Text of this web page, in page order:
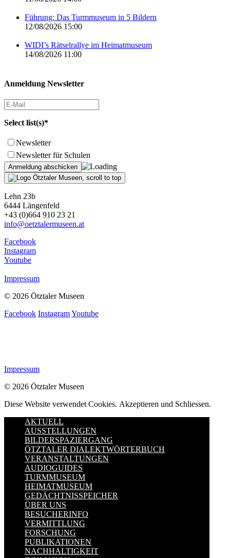
Führung: Das Turmmuseum in 5 Bildern
12/08/2026 15:00
WIDI’s Rätselrallye im Heimatmuseum
14/08/2026 11:00
Anmeldung Newsletter
Select list(s)*
Newsletter
Newsletter für Schulen
Lehn 23b
6444 Längenfeld
+43 (0)664 910 23 21
info@oetztalermuseen.at
Facebook
Instagram
Youtube
Impressum
© 2026 Ötztaler Museen
Facebook InstagramYoutube
Impressum
© 2026 Ötztaler Museen
Diese Website verwendet Cookies. Akzeptieren und Schliessen.
AKTUELL
AUSSTELLUNGEN
BILDERSPAZIERGANG
ÖTZTALER DIALEKTWÖRTERBUCH
VERANSTALTUNGEN
AUDIOGUIDES
TURMMUSEUM
HEIMATMUSEUM
GEDÄCHTNISSPEICHER
ÜBER UNS
BESUCHERINFO
VERMITTLUNG
FORSCHUNG
PUBLIKATIONEN
NACHHALTIGKEIT